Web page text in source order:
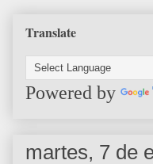
Translate
Powered by
martes, 7 de